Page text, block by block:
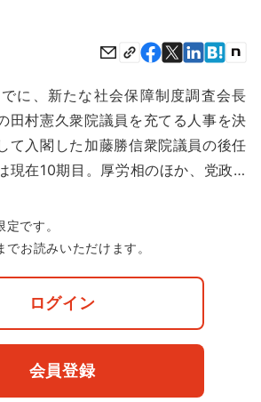
に、新たな社会保障制度調査会長
田村憲久衆院議員を充てる人事を決
て入閣した加藤勝信衆院議員の後任
在10期目。厚労相のほか、党政…
です。
お読みいただけます。
ログイン
会員登録